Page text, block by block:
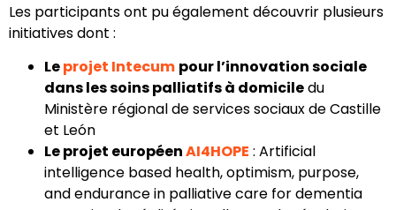
Les participants ont pu également découvrir plusieurs
initiatives dont :
Leprojet Intecum pour l’innovation sociale
dans les soins palliatifs à domiciledu
Ministère régional de services sociaux de Castille
et León
Le projet européenAI4HOPE : Artificial
intelligence based health, optimism, purpose,
and endurance in palliative care for dementia